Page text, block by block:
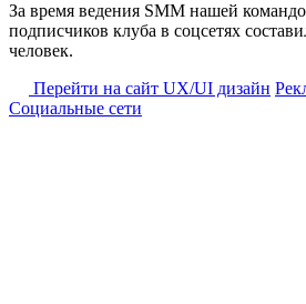
За время ведения SMM нашей
подписчиков клуба в соцсетях
человек.
Перейти на сайт UX/UI дизайн
Социальные сети